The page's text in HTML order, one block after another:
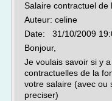
Salaire contractuel de
Auteur: celine
Date: 31/10/2009
Bonjour,
Je voulais savoir si y
contractuelles de la
votre salaire (avec ou
preciser)